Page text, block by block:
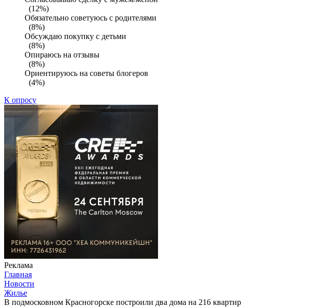
(12%)
Обязательно советуюсь с родителями
(8%)
Обсуждаю покупку с детьми
(8%)
Опираюсь на отзывы
(8%)
Ориентируюсь на советы блогеров
(4%)
К опросу
Реклама
Главная
Новости
Жилье
В подмосковном Красногорске построили два дома на 216 квартир